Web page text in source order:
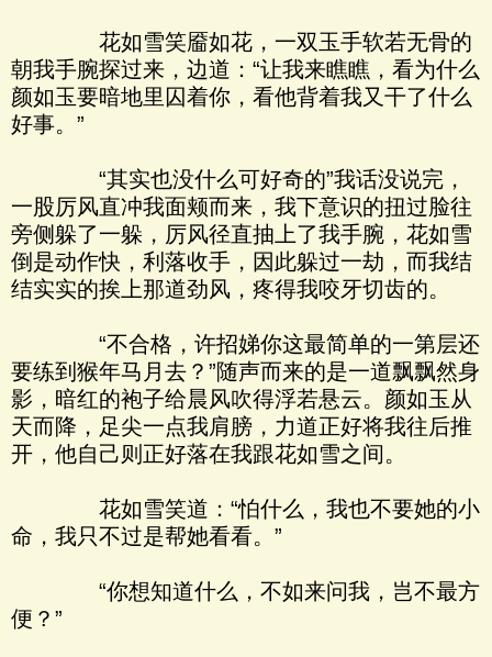
花如雪笑靥如花，一双玉手软若无骨的
朝我手腕探过来，边道：“让我来瞧瞧，看为什么
颜如玉要暗地里囚着你，看他背着我又干了什么
好事。”
“其实也没什么可好奇的”我话没说完，
一股厉风直冲我面颊而来，我下意识的扭过脸往
旁侧躲了一躲，厉风径直抽上了我手腕，花如雪
倒是动作快，利落收手，因此躲过一劫，而我结
结实实的挨上那道劲风，疼得我咬牙切齿的。
“不合格，许招娣你这最简单的一第层还
要练到猴年马月去？”随声而来的是一道飘飘然身
影，暗红的袍子给晨风吹得浮若悬云。颜如玉从
天而降，足尖一点我肩膀，力道正好将我往后推
开，他自己则正好落在我跟花如雪之间。
花如雪笑道：“怕什么，我也不要她的小
命，我只不过是帮她看看。”
“你想知道什么，不如来问我，岂不最方
便？”